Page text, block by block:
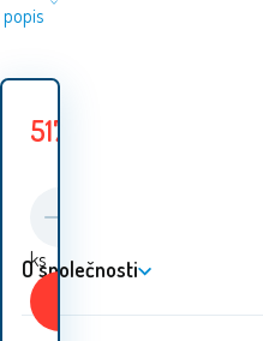
popis
517
ks
O společnosti